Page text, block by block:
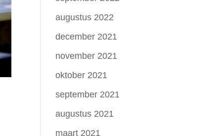
augustus 2022
december 2021
november 2021
oktober 2021
september 2021
augustus 2021
maart 2021